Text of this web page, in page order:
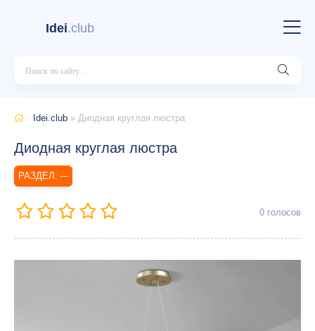
Idei.club
Idei.club » Диодная круглая люстра
Диодная круглая люстра
---
0 голосов